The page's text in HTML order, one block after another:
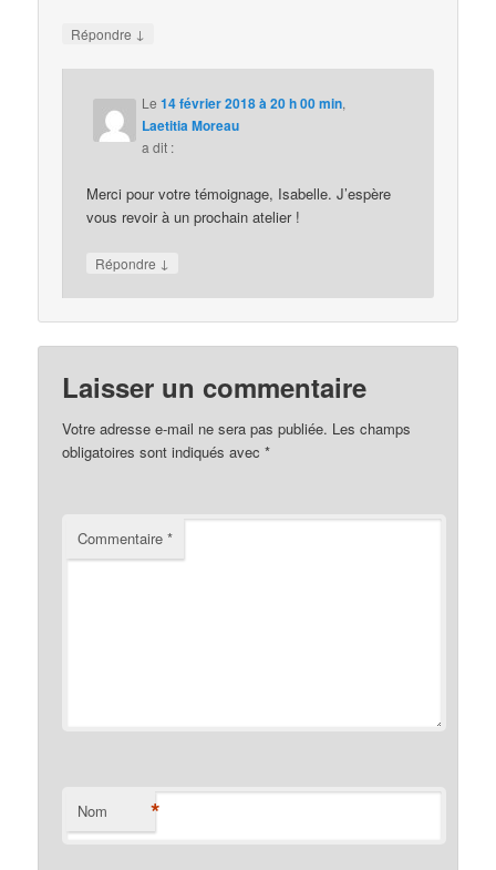
Répondre ↓
Le14 février 2018 à 20 h 00 min,
Laetitia Moreau
a dit :
Merci pour votre témoignage, Isabelle. J’espère
vous revoir à un prochain atelier !
Répondre ↓
Laisser un commentaire
Votre adresse e-mail ne sera pas publiée. Les champs
obligatoires sont indiqués avec*
Commentaire*
Nom *